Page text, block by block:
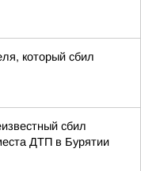
который сбил
сбил
ДТП в Бурятии